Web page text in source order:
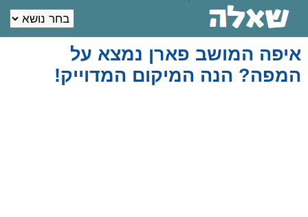
איפה המושב פארן נמצא על
המפה? הנה המיקום המדוייק!